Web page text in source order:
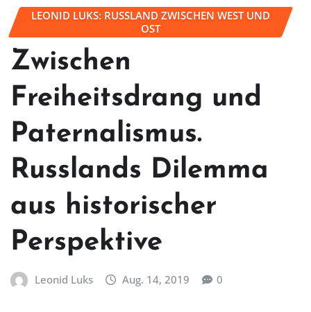
LEONID LUKS: RUSSLAND ZWISCHEN WEST UND
OST
Zwischen
Freiheitsdrang und
Paternalismus.
Russlands Dilemma
aus historischer
Perspektive
Leonid Luks Aug. 14, 2019 0